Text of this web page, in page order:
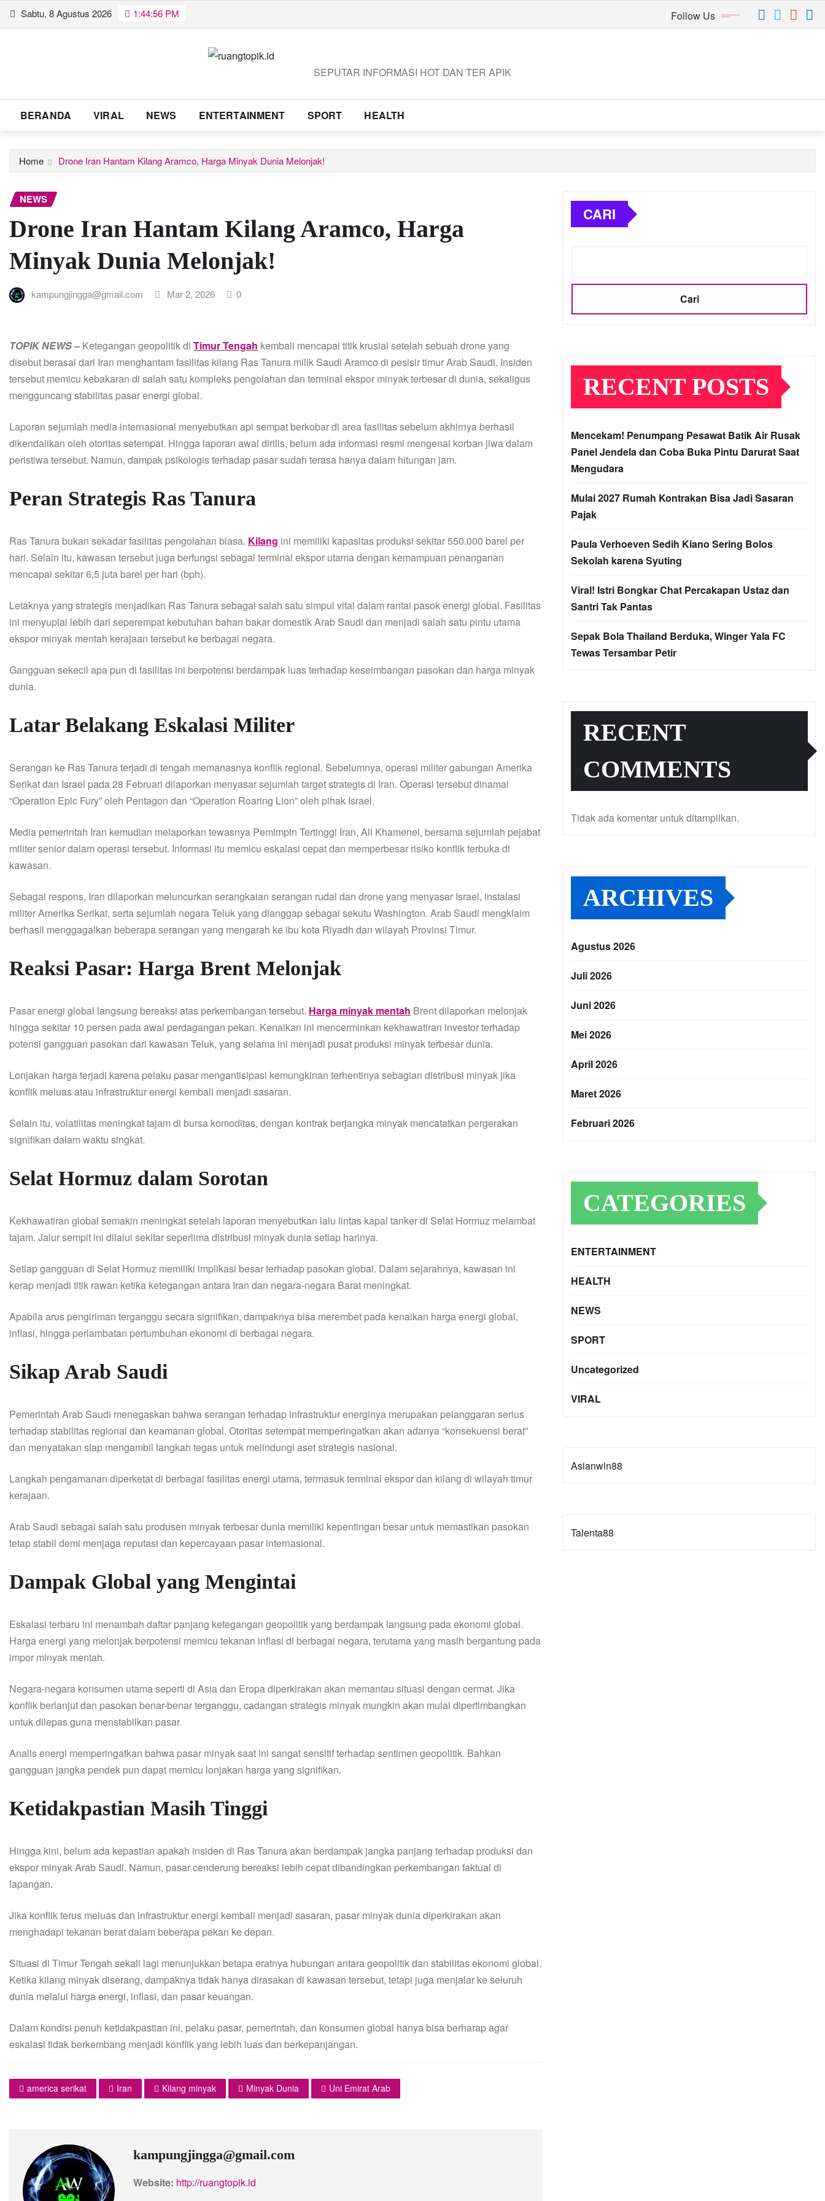
Skip Sabtu, 8 Agustus 2026 1:44:56 PM Follow Us
SEPUTAR INFORMASI HOT DAN TER APIK
BERANDA VIRAL NEWS ENTERTAINMENT SPORT HEALTH
Home Drone Iran Hantam Kilang Aramco, Harga Minyak Dunia Melonjak!
NEWS
Drone Iran Hantam Kilang Aramco, Harga
Minyak Dunia Melonjak!
kampungjingga@gmail.com Mar 2, 2026 0
TOPIKNEWS– Ketegangan geopolitik di Timur Tengah kembali mencapai titik krusial setelah sebuah drone yang
disebut berasal dari Iran menghantam fasilitas kilang Ras Tanura milik Saudi Aramco di pesisir timur Arab Saudi. Insiden
tersebut memicu kebakaran di salah satu kompleks pengolahan dan terminal ekspor minyak terbesar di dunia, sekaligus
mengguncang stabilitas pasar energi global.
Laporan sejumlah media internasional menyebutkan api sempat berkobar di area fasilitas sebelum akhirnya berhasil
dikendalikan oleh otoritas setempat. Hingga laporan awal dirilis, belum ada informasi resmi mengenai korban jiwa dalam
peristiwa tersebut. Namun, dampak psikologis terhadap pasar sudah terasa hanya dalam hitungan jam.
Peran Strategis Ras Tanura
Ras Tanura bukan sekadar fasilitas pengolahan biasa. Kilang ini memiliki kapasitas produksi sekitar 550.000 barel per
hari. Selain itu, kawasan tersebut juga berfungsi sebagai terminal ekspor utama dengan kemampuan penanganan
mencapai sekitar 6,5 juta barel per hari (bph).
Letaknya yang strategis menjadikan Ras Tanura sebagai salah satu simpul vital dalam rantai pasok energi global. Fasilitas
ini menyuplai lebih dari seperempat kebutuhan bahan bakar domestik Arab Saudi dan menjadi salah satu pintu utama
ekspor minyak mentah kerajaan tersebut ke berbagai negara.
Gangguan sekecil apa pun di fasilitas ini berpotensi berdampak luas terhadap keseimbangan pasokan dan harga minyak
dunia.
Latar Belakang Eskalasi Militer
Serangan ke Ras Tanura terjadi di tengah memanasnya konflik regional. Sebelumnya, operasi militer gabungan Amerika
Serikat dan Israel pada 28 Februari dilaporkan menyasar sejumlah target strategis di Iran. Operasi tersebut dinamai
“Operation Epic Fury” oleh Pentagon dan “Operation Roaring Lion” oleh pihak Israel.
Media pemerintah Iran kemudian melaporkan tewasnya Pemimpin Tertinggi Iran, Ali Khamenei, bersama sejumlah pejabat
militer senior dalam operasi tersebut. Informasi itu memicu eskalasi cepat dan memperbesar risiko konflik terbuka di
kawasan.
Sebagai respons, Iran dilaporkan meluncurkan serangkaian serangan rudal dan drone yang menyasar Israel, instalasi
militer Amerika Serikat, serta sejumlah negara Teluk yang dianggap sebagai sekutu Washington. Arab Saudi mengklaim
berhasil menggagalkan beberapa serangan yang mengarah ke ibu kota Riyadh dan wilayah Provinsi Timur.
Reaksi Pasar: Harga Brent Melonjak
Pasar energi global langsung bereaksi atas perkembangan tersebut. Harga minyak mentah Brent dilaporkan melonjak
hingga sekitar 10 persen pada awal perdagangan pekan. Kenaikan ini mencerminkan kekhawatiran investor terhadap
potensi gangguan pasokan dari kawasan Teluk, yang selama ini menjadi pusat produksi minyak terbesar dunia.
Lonjakan harga terjadi karena pelaku pasar mengantisipasi kemungkinan terhentinya sebagian distribusi minyak jika
konflik meluas atau infrastruktur energi kembali menjadi sasaran.
Selain itu, volatilitas meningkat tajam di bursa komoditas, dengan kontrak berjangka minyak mencatatkan pergerakan
signifikan dalam waktu singkat.
Selat Hormuz dalam Sorotan
Kekhawatiran global semakin meningkat setelah laporan menyebutkan lalu lintas kapal tanker di Selat Hormuz melambat
tajam. Jalur sempit ini dilalui sekitar seperlima distribusi minyak dunia setiap harinya.
Setiap gangguan di Selat Hormuz memiliki implikasi besar terhadap pasokan global. Dalam sejarahnya, kawasan ini
kerap menjadi titik rawan ketika ketegangan antara Iran dan negara-negara Barat meningkat.
Apabila arus pengiriman terganggu secara signifikan, dampaknya bisa merembet pada kenaikan harga energi global,
inflasi, hingga perlambatan pertumbuhan ekonomi di berbagai negara.
Sikap Arab Saudi
Pemerintah Arab Saudi menegaskan bahwa serangan terhadap infrastruktur energinya merupakan pelanggaran serius
terhadap stabilitas regional dan keamanan global. Otoritas setempat memperingatkan akan adanya “konsekuensi berat”
dan menyatakan siap mengambil langkah tegas untuk melindungi aset strategis nasional.
Langkah pengamanan diperketat di berbagai fasilitas energi utama, termasuk terminal ekspor dan kilang di wilayah timur
kerajaan.
Arab Saudi sebagai salah satu produsen minyak terbesar dunia memiliki kepentingan besar untuk memastikan pasokan
tetap stabil demi menjaga reputasi dan kepercayaan pasar internasional.
Dampak Global yang Mengintai
Eskalasi terbaru ini menambah daftar panjang ketegangan geopolitik yang berdampak langsung pada ekonomi global.
Harga energi yang melonjak berpotensi memicu tekanan inflasi di berbagai negara, terutama yang masih bergantung pada
impor minyak mentah.
Negara-negara konsumen utama seperti di Asia dan Eropa diperkirakan akan memantau situasi dengan cermat. Jika
konflik berlanjut dan pasokan benar-benar terganggu, cadangan strategis minyak mungkin akan mulai dipertimbangkan
untuk dilepas guna menstabilkan pasar.
Analis energi memperingatkan bahwa pasar minyak saat ini sangat sensitif terhadap sentimen geopolitik. Bahkan
gangguan jangka pendek pun dapat memicu lonjakan harga yang signifikan.
Ketidakpastian Masih Tinggi
Hingga kini, belum ada kepastian apakah insiden di Ras Tanura akan berdampak jangka panjang terhadap produksi dan
ekspor minyak Arab Saudi. Namun, pasar cenderung bereaksi lebih cepat dibandingkan perkembangan faktual di
lapangan.
Jika konflik terus meluas dan infrastruktur energi kembali menjadi sasaran, pasar minyak dunia diperkirakan akan
menghadapi tekanan berat dalam beberapa pekan ke depan.
Situasi di Timur Tengah sekali lagi menunjukkan betapa eratnya hubungan antara geopolitik dan stabilitas ekonomi global.
Ketika kilang minyak diserang, dampaknya tidak hanya dirasakan di kawasan tersebut, tetapi juga menjalar ke seluruh
dunia melalui harga energi, inflasi, dan pasar keuangan.
Dalam kondisi penuh ketidakpastian ini, pelaku pasar, pemerintah, dan konsumen global hanya bisa berharap agar
eskalasi tidak berkembang menjadi konflik yang lebih luas dan berkepanjangan.
america serikat Iran Kilang minyak Minyak Dunia Uni Emirat Arab
kampungjingga@gmail.com
Website: http://ruangtopik.id
CARI
Cari
RECENT POSTS
Mencekam! Penumpang Pesawat Batik Air Rusak
Panel Jendela dan Coba Buka Pintu Darurat Saat
Mengudara
Mulai 2027 Rumah Kontrakan Bisa Jadi Sasaran
Pajak
Paula Verhoeven Sedih Kiano Sering Bolos
Sekolah karena Syuting
Viral! Istri Bongkar Chat Percakapan Ustaz dan
Santri Tak Pantas
Sepak Bola Thailand Berduka, Winger Yala FC
Tewas Tersambar Petir
RECENT
COMMENTS
Tidak ada komentar untuk ditampilkan.
ARCHIVES
Agustus 2026
Juli 2026
Juni 2026
Mei 2026
April 2026
Maret 2026
Februari 2026
CATEGORIES
ENTERTAINMENT
HEALTH
NEWS
SPORT
Uncategorized
VIRAL
Asianwin88
Talenta88